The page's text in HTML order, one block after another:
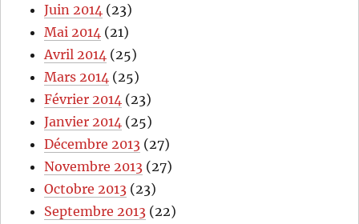
Juin 2014 (23)
Mai 2014 (21)
Avril 2014 (25)
Mars 2014 (25)
Février 2014 (23)
Janvier 2014 (25)
Décembre 2013 (27)
Novembre 2013 (27)
Octobre 2013 (23)
Septembre 2013 (22)